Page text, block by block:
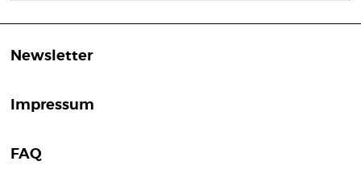
Newsletter
Impressum
FAQ